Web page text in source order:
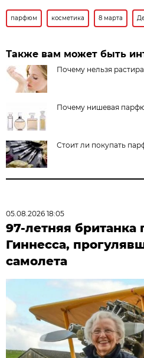
парфюм косметика 8 марта
Также вам может быть
Почему нельзя
Почему нишевая
Стоит ли покупать
05.08.2026 18:05
97-летняя британка
Гиннесса,
самолета